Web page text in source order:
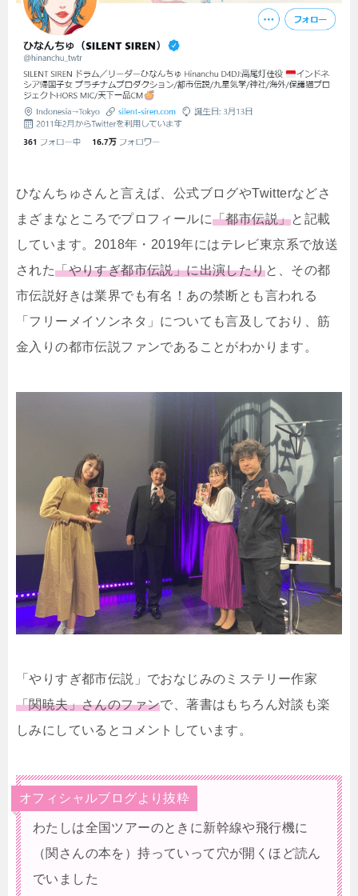
ひなんちゅさんと言えば、公式ブログやTwitterなどさ
まざまなところでプロフィールに「都市伝説」と記載
しています。2018年・2019年にはテレビ東京系で放送
された「やりすぎ都市伝説」に出演したりと、その都
市伝説好きは業界でも有名！あの禁断とも言われる
「フリーメイソンネタ」についても言及しており、筋
金入りの都市伝説ファンであることがわかります。
「やりすぎ都市伝説」でおなじみのミステリー作家
「関暁夫」さんのファンで、著書はもちろん対談も楽
しみにしているとコメントしています。
オフィシャルブログより抜粋
わたしは全国ツアーのときに新幹線や飛行機に
（関さんの本を）持っていって穴が開くほど読ん
でいました